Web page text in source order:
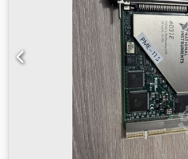
Kontroler magistrali LIN do
przemyśle motoryzacyjnym Złącze:
pełni przetestowany i sprawny.
magistrali LIN w przemyśle
magistrali CAN i testowania ECU.
oprogramowaniem testowym Göpel
przemysłu motoryzacyjnego.
środowiska przemysłowego, bez
Wysyłka z Węgier. Dostępna
Starannie zapakowany,
wyładowaniami elektrostatycznymi.